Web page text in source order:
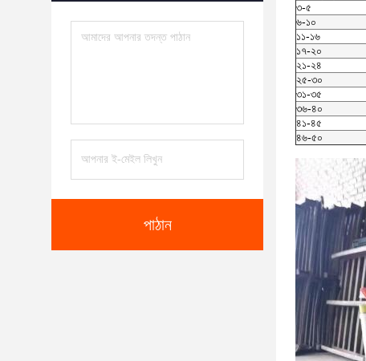
পাঠান
৩-৫
৬-১০
১১-১৬
১৭-২০
২১-২৪
২৫-৩০
৩১-৩৫
৩৬-৪০
৪১-৪৫
৪৬-৫০